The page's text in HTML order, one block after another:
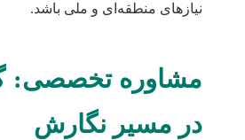
نیازهای منطقه‌ای و ملی باشد.
مشاوره تخصصی:
در مسیر نگارش